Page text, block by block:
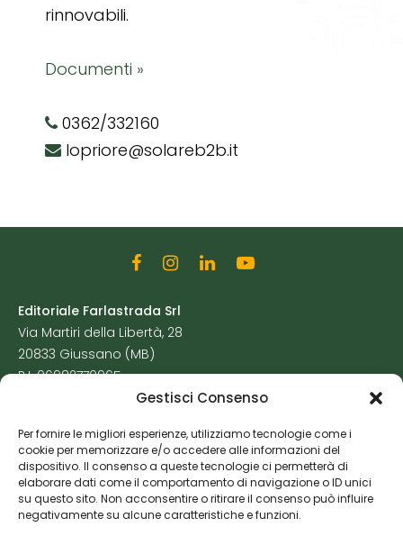
Gestisci Consenso
Per fornire le migliori esperienze, utilizziamo tecnologie come i
cookie per memorizzare e/o accedere alle informazioni del
dispositivo. Il consenso a queste tecnologie ci permetterà di
elaborare dati come il comportamento di navigazione o ID unici
su questo sito. Non acconsentire o ritirare il consenso può influire
negativamente su alcune caratteristiche e funzioni.
rinnovabili.
Documenti »
0362/332160
lopriore@solareb2b.it
Editoriale Farlastrada Srl
Via Martiri della Libertà, 28
20833 Giussano (MB)
P.I. 06982770965
Cookie Policy
Risorse Aggiuntive